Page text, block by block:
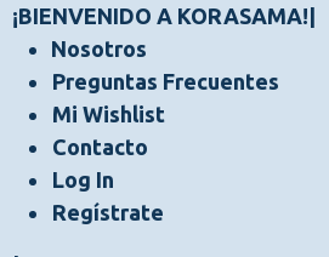
¡BIENVENIDO A KORASAMA!
Nosotros
Preguntas Frecuentes
Mi Wishlist
Contacto
Log In
Regístrate